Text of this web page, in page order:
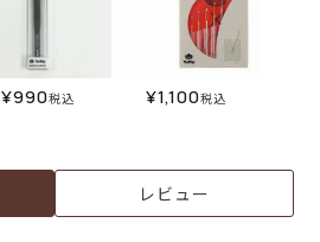
¥990税込 ¥1,100税込
レビュー